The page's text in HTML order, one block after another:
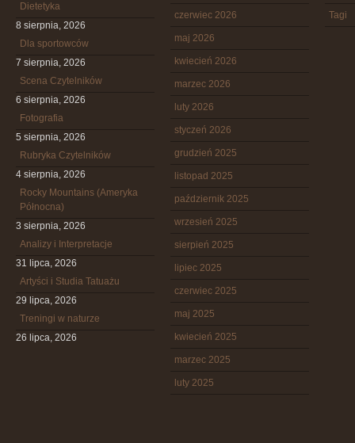
Dietetyka
8 sierpnia, 2026
Dla sportowców
7 sierpnia, 2026
Scena Czytelników
6 sierpnia, 2026
Fotografia
5 sierpnia, 2026
Rubryka Czytelników
4 sierpnia, 2026
Rocky Mountains (Ameryka
Północna)
3 sierpnia, 2026
Analizy i Interpretacje
31 lipca, 2026
Artyści i Studia Tatuażu
29 lipca, 2026
Treningi w naturze
26 lipca, 2026
czerwiec 2026
maj 2026
kwiecień 2026
marzec 2026
luty 2026
styczeń 2026
grudzień 2025
listopad 2025
październik 2025
wrzesień 2025
sierpień 2025
lipiec 2025
czerwiec 2025
maj 2025
kwiecień 2025
marzec 2025
luty 2025
Tagi